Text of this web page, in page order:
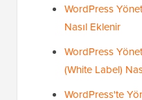
WordPress
Nasıl Eklenir
WordPress
(White Label)
WordPress'te